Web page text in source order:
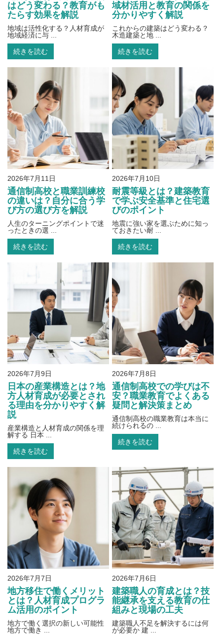
はどう変わる？教育がも
たらす効果を解説
地域は活性化する？人材育成が
地域経済に与 ...
続きを読む
域材活用と教育の関係を
分かりやすく解説
これからの建築はどう変わる？
木造建築と地 ...
続きを読む
2026年7月11日
通信制高校と職業訓練校
の違いは？自分に合う学
び方の選び方を解説
人生のターニングポイントで迷
ったときの選 ...
続きを読む
2026年7月10日
耐震等級とは？建築教育
で学ぶ安全基準と住宅選
びのポイント
地震に強い家を選ぶために知っ
ておきたい耐 ...
続きを読む
2026年7月9日
日本の産業構造とは？地
方人材育成が必要とされ
る理由を分かりやすく解
説
産業構造と人材育成の関係を理
解する 日本 ...
続きを読む
2026年7月8日
通信制高校での学びは不
安？職業教育でよくある
疑問と解決策まとめ
通信制高校の職業教育は本当に
続けられるの ...
続きを読む
2026年7月7日
地方移住で働くメリット
とは？人材育成プログラ
ム活用のポイント
地方で働く選択の新しい可能性
地方で働き ...
2026年7月6日
建築職人の育成とは？技
能継承を支える教育の仕
組みと現場の工夫
建築職人不足を解決するには何
が必要か 建 ...